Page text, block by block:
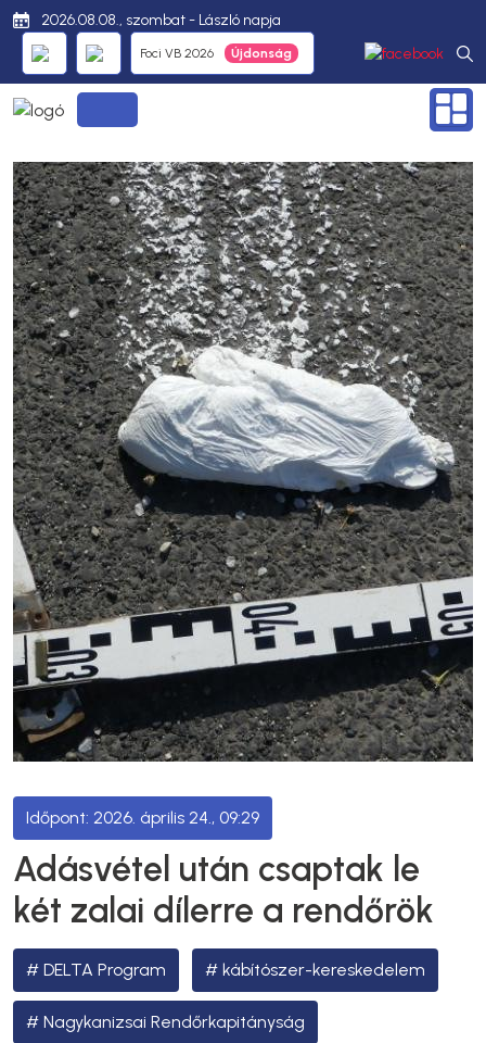
2026.08.08., szombat - László napja
Foci VB 2026
2026. április 24., 09:29
Adásvétel után csaptak le
két zalai dílerre a rendőrök
DELTA Program kábítószer-kereskedelem
Nagykanizsai Rendőrkapitányság